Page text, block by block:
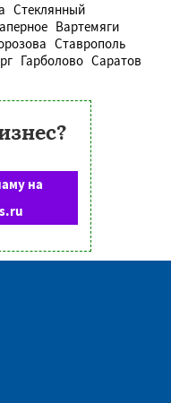
Стеклянный
Вартемяги
Ставрополь
Гарболово Саратов
на